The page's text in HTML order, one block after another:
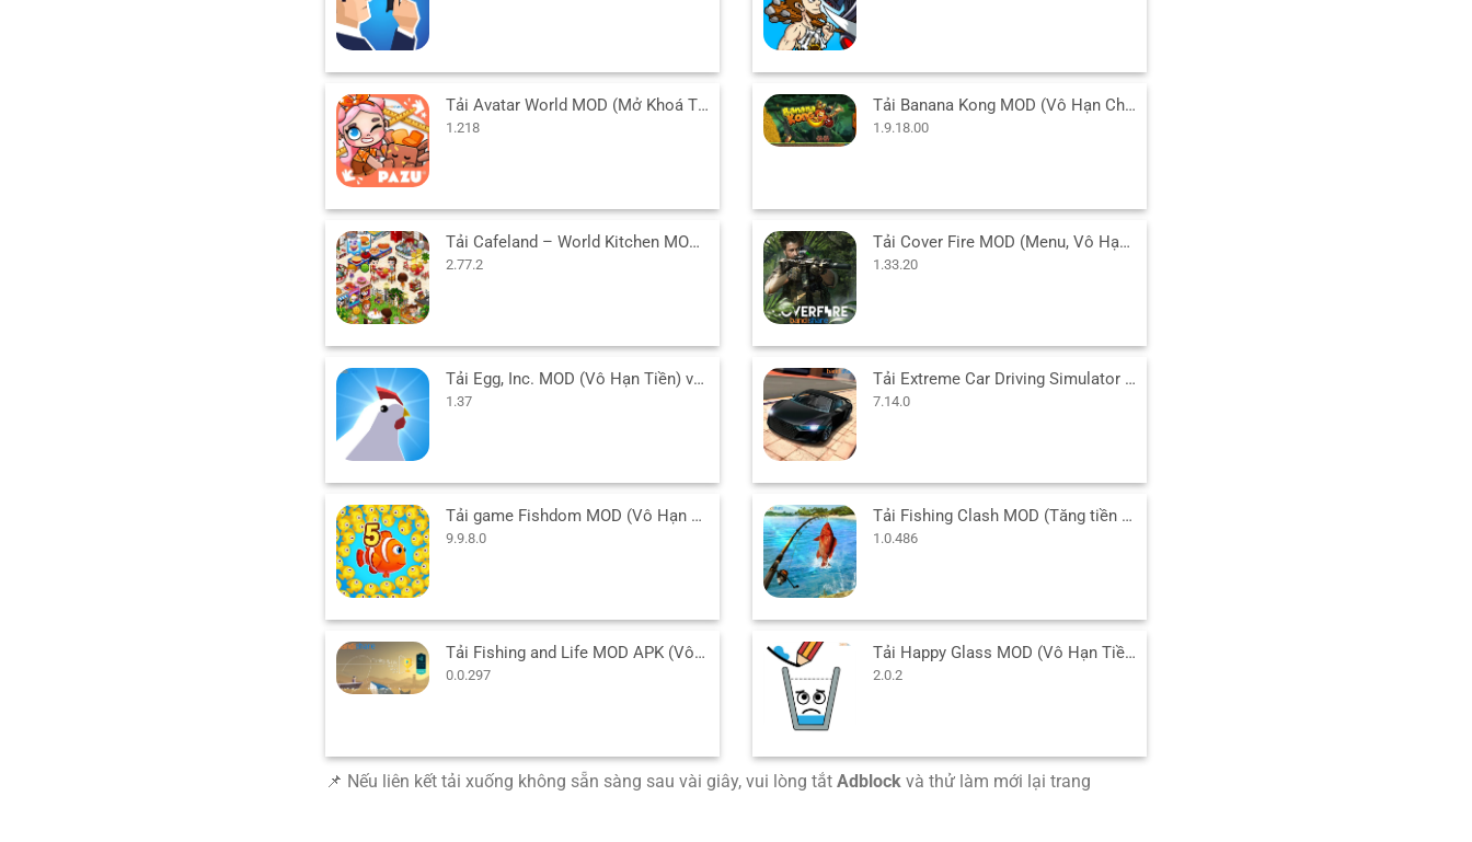
Tải Avatar World MOD (Mở Khoá Tất Cả) v1.218 APK cho Android
1.218
Tải Banana Kong MOD (Vô Hạn Chuối, Trái Tim) 1.9.18.00 APK
1.9.18.00
Tải Cafeland – World Kitchen MOD (Vô Hạn Tiền) v2.77.2 APK
2.77.2
Tải Cover Fire MOD (Menu, Vô Hạn Tiền, Bất Tử, VIP) 1.33.20 APK
1.33.20
Tải Egg, Inc. MOD (Vô Hạn Tiền) v1.37 APK cho Android
1.37
Tải Extreme Car Driving Simulator MOD (Menu/Tiền/Full Xe) 7.14.0 APK
7.14.0
Tải game Fishdom MOD (Vô Hạn Tiền, Kim Cương) 9.9.8.0 APK
9.9.8.0
Tải Fishing Clash MOD (Tăng tiền thưởng, Tự động câu) 1.0.486 APK
1.0.486
Tải Fishing and Life MOD APK (Vô Hạn Tiền) v0.0.297 cho Android
0.0.297
Tải Happy Glass MOD (Vô Hạn Tiền) v2.0.2 APK cho Android
2.0.2
📌 Nếu liên kết tải xuống không sẵn sàng sau vài giây, vui lòng tắt Adblock và thử làm mới lại trang